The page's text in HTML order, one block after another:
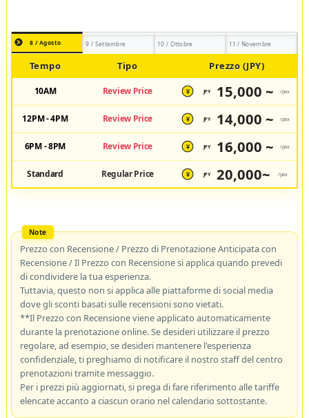
8 / Agosto 9 / Settembre 10 / Ottobre 11 / Novembre
Tempo Tipo Prezzo (JPY)
10AM Review Price ¥ JPY 15,000 ~ /pax
12PM - 4PM Review Price ¥ JPY 14,000 ~ /pax
6PM - 8PM Review Price ¥ JPY 16,000 ~ /pax
Standard Regular Price ¥ JPY 20,000~ /pax
Prezzo con Recensione / Prezzo di Prenotazione Anticipata con
Recensione / Il Prezzo con Recensione si applica quando prevedi
di condividere la tua esperienza.
Tuttavia, questo non si applica alle piattaforme di social media
dove gli sconti basati sulle recensioni sono vietati.
**Il Prezzo con Recensione viene applicato automaticamente
durante la prenotazione online. Se desideri utilizzare il prezzo
regolare, ad esempio, se desideri mantenere l'esperienza
confidenziale, ti preghiamo di notificare il nostro staff del centro
prenotazioni tramite messaggio.
Per i prezzi più aggiornati, si prega di fare riferimento alle tariffe
elencate accanto a ciascun orario nel calendario sottostante.